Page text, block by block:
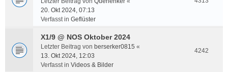
20. Okt 2024, 07:13
Verfasst in Geflüster
X1/9 @ NOS Oktober 2024
Letzter Beitrag von berserker0815 «
13. Okt 2024, 12:03
Verfasst in Videos & Bilder
4242